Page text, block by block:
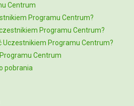
Centrum
Programu Centrum?
Programu Centrum?
Uczestnikiem Programu Centrum?
Centrum
pobrania